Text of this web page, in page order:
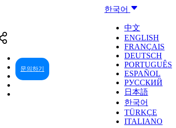
한국어
中文
ENGLISH
FRANÇAIS
DEUTSCH
PORTUGUÊS
ESPAÑOL
РУССКИЙ
日本語
한국어
TÜRKÇE
ITALIANO
문의하기